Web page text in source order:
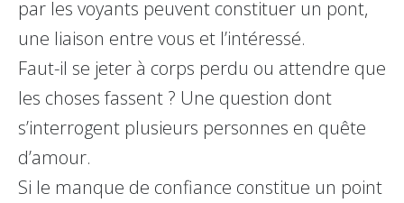
par les voyants peuvent constituer un pont,
une liaison entre vous et l’intéressé.
Faut-il se jeter à corps perdu ou attendre que
les choses fassent ? Une question dont
s’interrogent plusieurs personnes en quête
d’amour.
Si le manque de confiance constitue un point